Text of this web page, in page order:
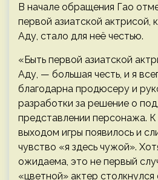
В начале обращения Гао
первой азиатской актрисой,
Аду, стало для неё честью.
«Быть первой азиатской
Аду, — большая честь, и я
благодарна продюсеру и
разработки за решение о
представлении персонажа.
выходом игры появилось и
чувство «я здесь чужой».
ожидаема, это не первый
«цветной» актер